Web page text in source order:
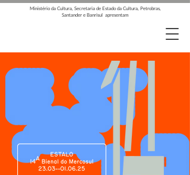
Ministério da Cultura, Secretaria de Estado da Cultura, Petrobras,
Santander e Banrisul apresentam